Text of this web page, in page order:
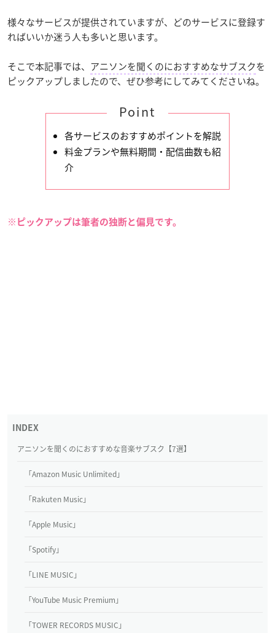
様々なサービスが提供されていますが、どのサービスに登録す
ればいいか迷う人も多いと思います。
そこで本記事では、 アニソンを聞くのにおすすめなサブスクを
ピックアップしましたので、ぜひ参考にしてみてくださいね。
Point
各サービスのおすすめポイントを解説
料金プランや無料期間・配信曲数も紹
介
※ピックアップは筆者の独断と偏見です。
アニソンを聞くのにおすすめな音楽サブスク【7選】
「Amazon Music Unlimited」
「Rakuten Music」
「Apple Music」
「Spotify」
「LINE MUSIC」
「YouTube Music Premium」
「TOWER RECORDS MUSIC」